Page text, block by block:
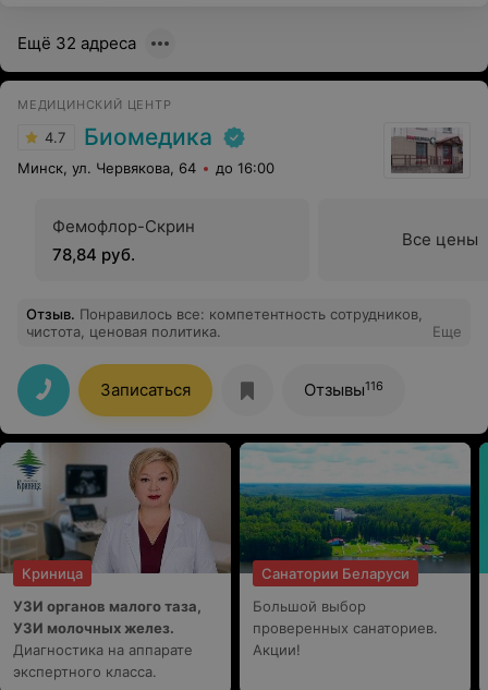
Ещё 32 адреса
МЕДИЦИНСКИЙ ЦЕНТР
4.7 Биомедика
Минск, ул. Червякова, 64 до 16:00
Фемофлор-Скрин
78,84 руб.
Все цены
Отзыв. Понравилось все: компетентность сотрудников,
чистота, ценовая политика.
Еще
Записаться Отзывы116
Криница
УЗИ органов малого таза,
УЗИ молочных желез.
Диагностика на аппарате
экспертного класса.
Санатории Беларуси
Большой выбор
проверенных санаториев.
Акции!